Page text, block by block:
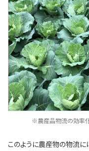
※農産品物流の効率化が
このように農産物の物流